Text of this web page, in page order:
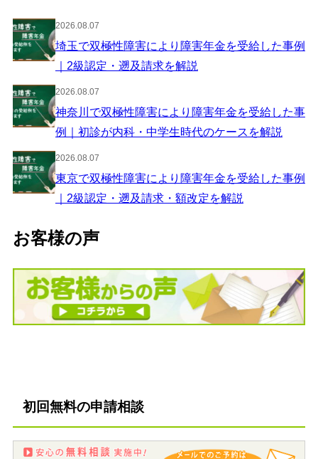
2026.08.07
埼玉で双極性障害により障害年金を受給した事例
｜2級認定・遡及請求を解説
2026.08.07
神奈川で双極性障害により障害年金を受給した事
例｜初診が内科・中学生時代のケースを解説
2026.08.07
東京で双極性障害により障害年金を受給した事例
｜2級認定・遡及請求・額改定を解説
お客様の声
初回無料の申請相談